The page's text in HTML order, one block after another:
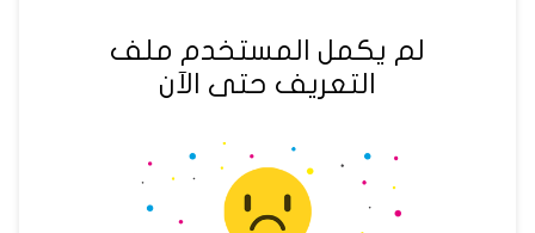
لم يكمل المستخدم ملف
التعريف حتى الآن